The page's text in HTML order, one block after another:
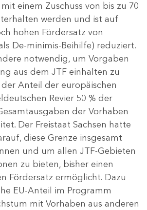
einem Zuschuss von bis zu 70
werden und ist auf
hohen Fördersatz von
De-minimis-Beihilfe) reduziert.
notwendig, um Vorgaben
aus dem JTF einhalten zu
der Anteil der europäischen
Revier 50 % der
der Vorhaben
Der Freistaat Sachsen hatte
diese Grenze insgesamt
und um allen JTF-Gebieten
zu bieten, bisher einen
Fördersatz ermöglicht. Dazu
EU-Anteil im Programm
mit Vorhaben aus anderen